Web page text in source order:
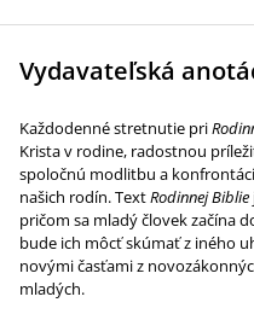
Vydavateľská
Každodenné stretnutie pri
Krista v rodine, radostnou
spoločnú modlitbu a
našich rodín. TextRodinnej Biblie
pričom sa mladý človek začína
bude ich môcť skúmať z iného
novými časťami z
mladých.